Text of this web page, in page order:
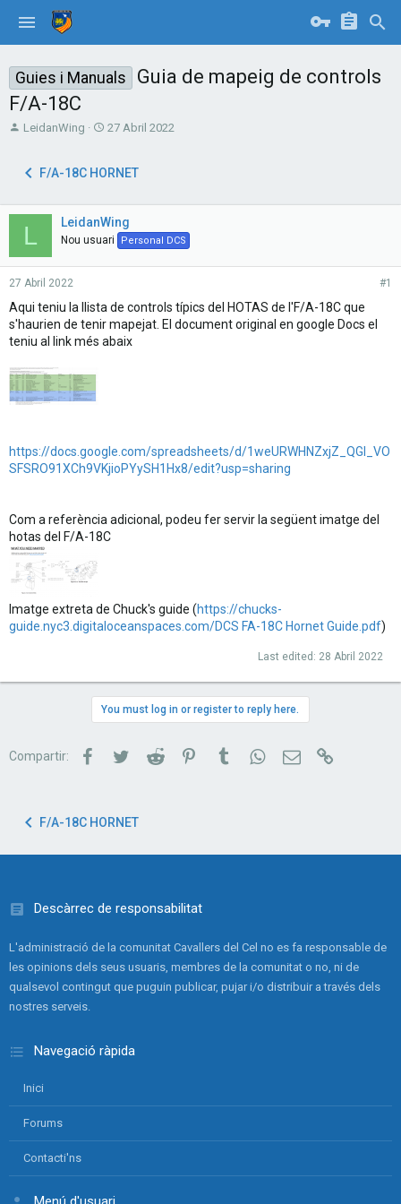
Guies i Manuals
Guia de mapeig de controls
F/A-18C
T
e
d
s
a
t
e
r
LeidanWing
S
r
d
a
t
27 Abril 2022
F/A-18C HORNET
L LeidanWing
Nou usuari Personal DCS
27 Abril 2022 #1
Aqui teniu la llista de controls típics del HOTAS de l'F/A-18C que
s'haurien de tenir mapejat. El document original en google Docs el
teniu al link més abaix
https://docs.google.com/spreadsheets/d/1weURWHNZxjZ_QGI_VO
SFSRO91XCh9VKjioPYySH1Hx8/edit?usp=sharing
Com a referència adicional, podeu fer servir la següent imatge del
hotas del F/A-18C
Imatge extreta de Chuck's guide (https://chucks-
guide.nyc3.digitaloceanspaces.com/DCS FA-18C Hornet Guide.pdf)
Last edited: 28 Abril 2022
You must log in or register to reply here.
Compartir: FacebookTwitterReddit PinterestTumblrWhatsAppCorreu electrònic
F/A-18C HORNET
Descàrrec de responsabilitat
L'administració de la comunitat Cavallers del Cel no es fa responsable de
les opinions dels seus usuaris, membres de la comunitat o no, ni de
qualsevol contingut que puguin publicar, pujar i/o distribuir a través dels
nostres serveis.
Navegació ràpida
Inici
Forums
Contacti'ns